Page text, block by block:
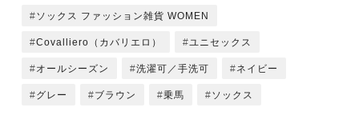
ソックス ファッション雑貨 WOMEN
Covalliero（カバリエロ） ユニセックス
オールシーズン 洗濯可／手洗可 ネイビー
グレー ブラウン 乗馬 ソックス